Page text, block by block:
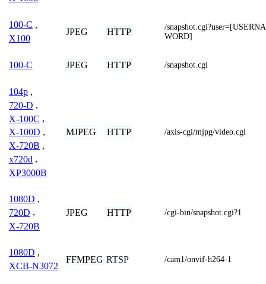
100-C ,
X100
JPEG HTTP
/
WORD]
100-C JPEG HTTP /snapshot.cgi
104p ,
720-D ,
X-100C ,
X-100D ,
X-720B ,
x720d ,
XP3000B
MJPEG HTTP /axis-cgi/mjpg/video.cgi
1080D ,
720D ,
X-720B
JPEG HTTP /cgi-bin/snapshot.cgi?1
1080D ,
XCB-N3072
FFMPEG RTSP /cam1/onvif-h264-1